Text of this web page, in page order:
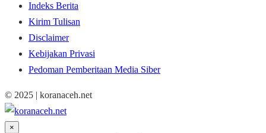
Indeks Berita
Kirim Tulisan
Disclaimer
Kebijakan Privasi
Pedoman Pemberitaan Media Siber
© 2025 | koranaceh.net
×